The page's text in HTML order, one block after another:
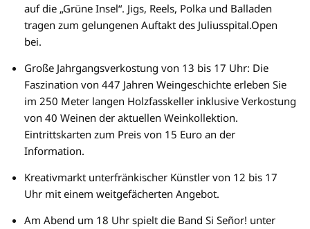
auf die „Grüne Insel“. Jigs, Reels, Polka und Balladen
tragen zum gelungenen Auftakt des Juliusspital.Open
bei.
Große Jahrgangsverkostung von 13 bis 17 Uhr: Die
Faszination von 447 Jahren Weingeschichte erleben Sie
im 250 Meter langen Holzfasskeller inklusive Verkostung
von 40 Weinen der aktuellen Weinkollektion.
Eintrittskarten zum Preis von 15 Euro an der
Information.
Kreativmarkt unterfränkischer Künstler von 12 bis 17
Uhr mit einem weitgefächerten Angebot.
Am Abend um 18 Uhr spielt die Band Si Señor! unter